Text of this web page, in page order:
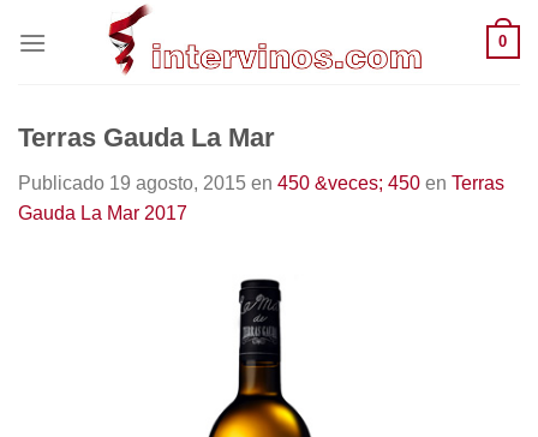
0
Terras Gauda La Mar
Publicado 19 agosto, 2015 en 450 &veces; 450 en Terras
Gauda La Mar 2017